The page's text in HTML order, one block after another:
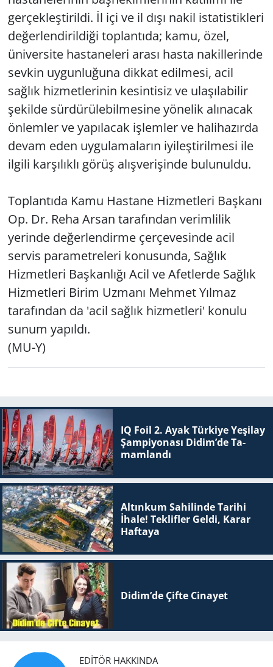
gerçekleştirildi. İl içi ve il dışı nakil istatistikleri
değerlendirildiği toplantıda; kamu, özel,
üniversite hastaneleri arası hasta nakillerinde
sevkin uygunluğuna dikkat edilmesi, acil
sağlık hizmetlerinin kesintisiz ve ulaşılabilir
şekilde sürdürülebilmesine yönelik alınacak
önlemler ve yapılacak işlemler ve halihazırda
devam eden uygulamaların iyileştirilmesi ile
ilgili karşılıklı görüş alışverişinde bulunuldu.
Toplantıda Kamu Hastane Hizmetleri Başkanı
Op. Dr. Reha Arsan tarafından verimlilik
yerinde değerlendirme çerçevesinde acil
servis parametreleri konusunda, Sağlık
Hizmetleri Başkanlığı Acil ve Afetlerde Sağlık
Hizmetleri Birim Uzmanı Mehmet Yılmaz
tarafından da 'acil sağlık hizmetleri' konulu
sunum yapıldı.
(MU-Y)
IQ Foil 2. Ayak Tür­ki­ye Ye­şi­lay
Şam­pi­yo­na­sı Didim’de Ta­
mam­lan­dı
Altınkum Sahilinde Tarihi
İhale! Teklifler Geldi, Karar
Haftaya
Didim’de Çifte Ci­na­yet
EDITÖR HAKKINDA